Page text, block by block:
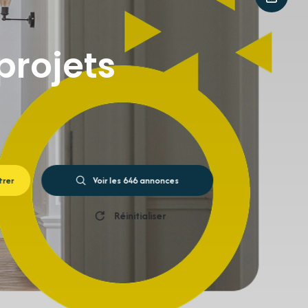
Voir les646annonces
Réinitialiser